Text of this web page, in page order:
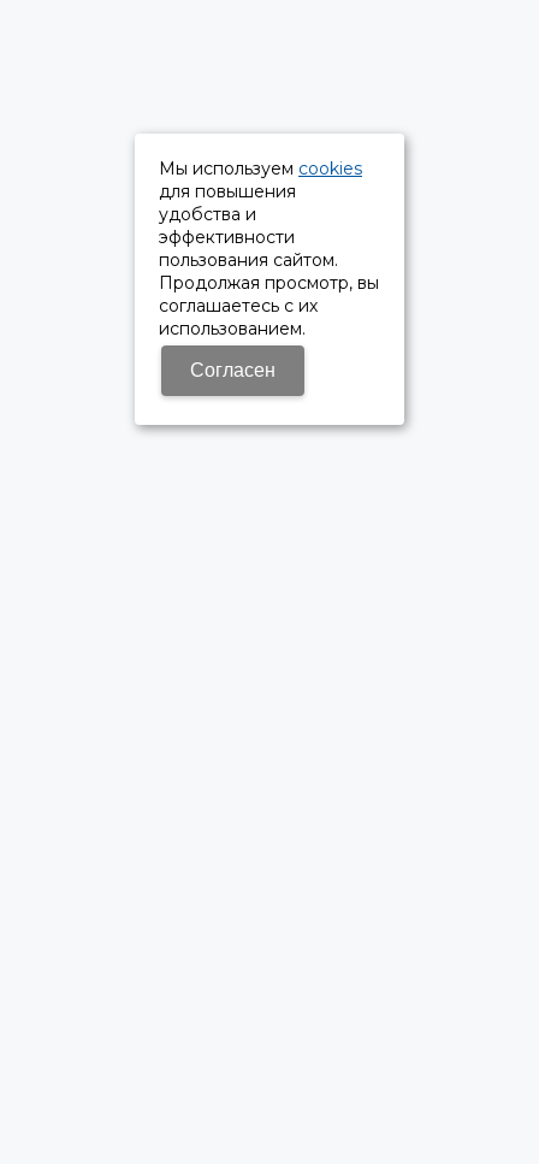
Мы используем cookies
для повышения
удобства и
эффективности
пользования сайтом.
Продолжая просмотр, вы
соглашаетесь с их
использованием.
Согласен